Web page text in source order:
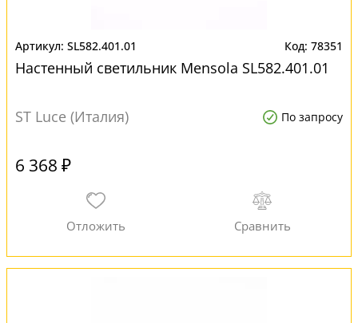
SL582.401.01 78351
Настенный светильник Mensola SL582.401.01
ST Luce (Италия) По запросу
6 368 ₽